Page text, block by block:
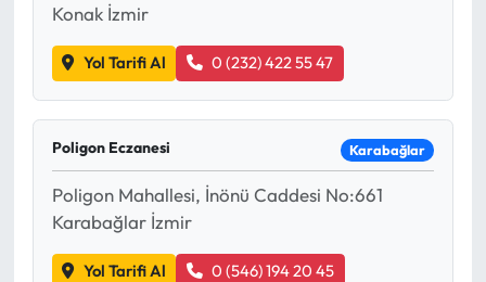
Konak İzmir
Yol Tarifi Al 0 (232) 422 55 47
Poligon Eczanesi Karabağlar
Poligon Mahallesi, İnönü Caddesi No:661
Karabağlar İzmir
Yol Tarifi Al 0 (546) 194 20 45